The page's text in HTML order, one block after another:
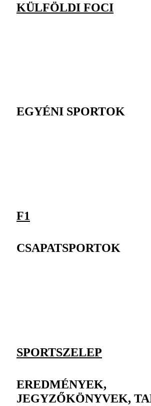
KÜLFÖLDI FOCI
EGYÉNI SPORTOK
F1
CSAPATSPORTOK
SPORTSZELEP
EREDMÉNYEK,
JEGYZŐKÖNYVEK,